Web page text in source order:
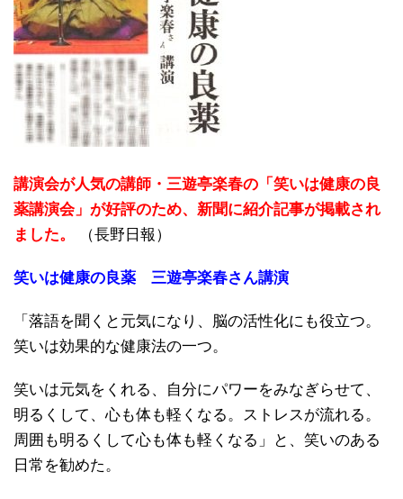
講演会が人気の講師・三遊亭楽春の「笑いは健康の良
薬講演会」が好評のため、新聞に紹介記事が掲載され
ました。
（長野日報）
笑いは健康の良薬 三遊亭楽春さん講演
「落語を聞くと元気になり、脳の活性化にも役立つ。
笑いは効果的な健康法の一つ。
笑いは元気をくれる、自分にパワーをみなぎらせて、
明るくして、心も体も軽くなる。ストレスが流れる。
周囲も明るくして心も体も軽くなる」と、笑いのある
日常を勧めた。